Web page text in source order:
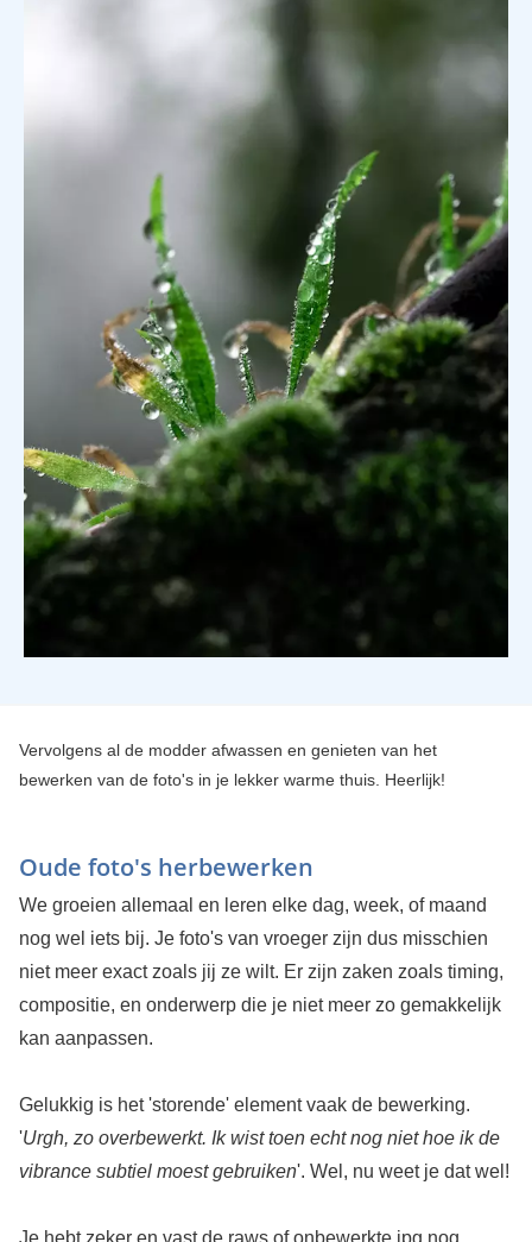
Vervolgens al de modder afwassen en genieten van het
bewerken van de foto's in je lekker warme thuis. Heerlijk!
Oude foto's herbewerken
We groeien allemaal en leren elke dag, week, of maand
nog wel iets bij. Je foto's van vroeger zijn dus misschien
niet meer exact zoals jij ze wilt. Er zijn zaken zoals timing,
compositie, en onderwerp die je niet meer zo gemakkelijk
kan aanpassen.
Gelukkig is het 'storende' element vaak de bewerking.
'Urgh, zo overbewerkt. Ik wist toen echt nog niet hoe ik de
vibrance subtiel moest gebruiken'. Wel, nu weet je dat wel!
Je hebt zeker en vast de raws of onbewerkte jpg nog